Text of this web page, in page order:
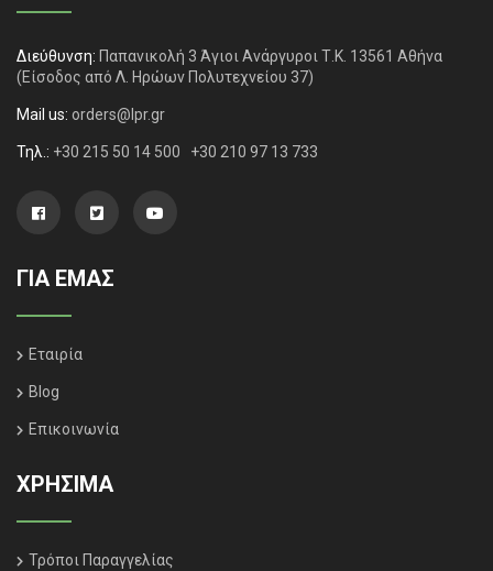
Διεύθυνση: Παπανικολή 3 Άγιοι Ανάργυροι Τ.Κ. 13561 Αθήνα
(Είσοδος από Λ. Ηρώων Πολυτεχνείου 37)
Mail us: orders@lpr.gr
Τηλ.: +30 215 50 14 500 +30 210 97 13 733
ΓΙΑ ΕΜΑΣ
Εταιρία
Blog
Επικοινωνία
ΧΡΗΣΙΜΑ
Τρόποι Παραγγελίας